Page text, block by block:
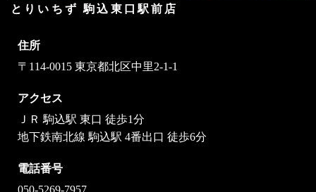
とりいちず 駒込東口駅前店
住所
〒114-0015 東京都北区中里2-1-1
アクセス
ＪＲ 駒込駅 東口 徒歩1分
地下鉄南北線 駒込駅 4番出口 徒歩6分
電話番号
050-5269-7957